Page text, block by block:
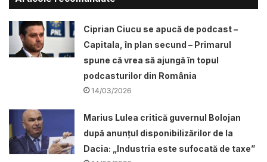
Ciprian Ciucu se apucă de podcast –
Capitala, în plan secund – Primarul
spune că vrea să ajungă în topul
podcasturilor din România
14/03/2026
Marius Lulea critică guvernul Bolojan
după anunțul disponibilizărilor de la
Dacia: „Industria este sufocată de taxe”